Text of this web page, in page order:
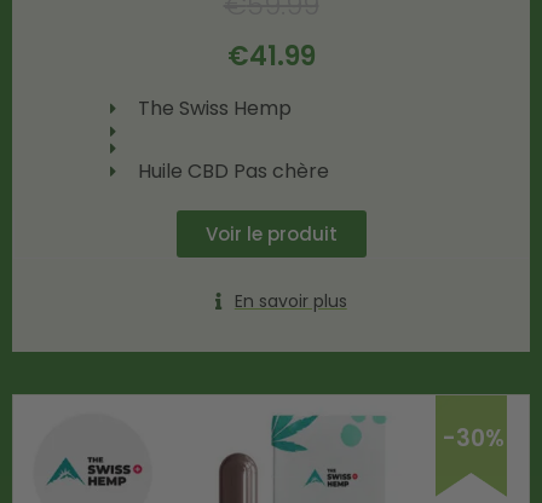
€41.99
The Swiss Hemp
Huile CBD Pas chère
Voir le produit
En savoir plus
-30%